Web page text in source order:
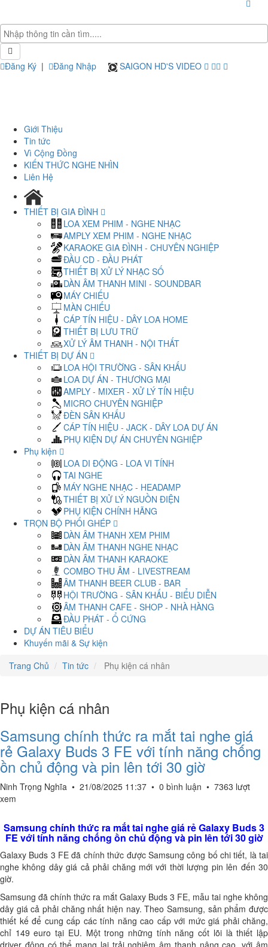
Đăng Ký | Đăng Nhập SAIGON HD'S VIDEO
Giới Thiệu
Tin tức
Vì Cộng Đồng
KIẾN THỨC NGHE NHÌN
Liên Hệ
THIẾT BỊ GIA ĐÌNH
LOA XEM PHIM - NGHE NHẠC
AMPLY XEM PHIM - NGHE NHẠC
KARAOKE GIA ĐÌNH - CHUYÊN NGHIỆP
ĐẦU CD - ĐẦU PHÁT
THIẾT BỊ XỬ LÝ NHẠC SỐ
DÀN ÂM THANH MINI - SOUNDBAR
MÁY CHIẾU
MÀN CHIẾU
CÁP TÍN HIỆU - DÂY LOA HOME
THIẾT BỊ LƯU TRỮ
XỬ LÝ ÂM THANH - NỘI THẤT
THIẾT BỊ DỰ ÁN
LOA HỘI TRƯỜNG - SÂN KHẤU
LOA DỰ ÁN - THƯƠNG MẠI
AMPLY - MIXER - XỬ LÝ TÍN HIỆU
MICRO CHUYÊN NGHIỆP
ĐÈN SÂN KHẤU
CÁP TÍN HIỆU - JACK - DÂY LOA DỰ ÁN
PHỤ KIỆN DỰ ÁN CHUYÊN NGHIỆP
Phụ kiện
LOA DI ĐỘNG - LOA VI TÍNH
TAI NGHE
MÁY NGHE NHẠC - HEADAMP
THIẾT BỊ XỬ LÝ NGUỒN ĐIỆN
PHỤ KIỆN CHÍNH HÃNG
TRỌN BỘ PHỐI GHÉP
DÀN ÂM THANH XEM PHIM
DÀN ÂM THANH NGHE NHẠC
DÀN ÂM THANH KARAOKE
COMBO THU ÂM - LIVESTREAM
ÂM THANH BEER CLUB - BAR
HỘI TRƯỜNG - SÂN KHẤU - BIỂU DIỄN
ÂM THANH CAFE - SHOP - NHÀ HÀNG
ĐẦU PHÁT - Ổ CỨNG
DỰ ÁN TIÊU BIỂU
Khuyến mãi & Sự kiện
Trang Chủ
Tin tức Phụ kiện cá nhân
Phụ kiện cá nhân
Samsung chính thức ra mắt tai nghe giá
rẻ Galaxy Buds 3 FE với tính năng chống
ồn chủ động và pin lên tới 30 giờ
Ninh Trọng Nghĩa • 21/08/2025 11:37 • 0 bình luận • 7363 lượt
xem
Samsung chính thức ra mắt tai nghe giá rẻ Galaxy Buds 3
FE với tính năng chống ồn chủ động và pin lên tới 30 giờ
Galaxy Buds 3 FE đã chính thức được Samsung công bố chi tiết, là tai
nghe không dây giá cả phải chăng mới với thời lượng pin lên đến 30
giờ.
Samsung đã chính thức ra mắt Galaxy Buds 3 FE, mẫu tai nghe không
dây giá cả phải chăng nhất hiện nay. Theo Samsung, sản phẩm được
thiết kế để cung cấp các tính năng cao cấp với mức giá phải chăng,
chỉ 149 euro tại EU. Một trong những tính năng cốt lõi là thiết lập
driver động có thể mang lại trải nghiệm âm thanh nâng cao, với âm